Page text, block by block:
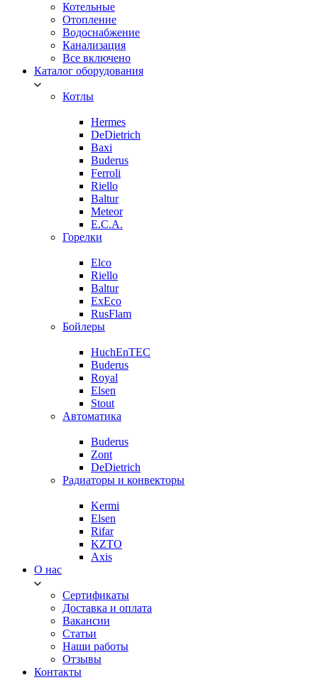
Котельные
Отопление
Водоснабжение
Канализация
Все включено
Каталог оборудования
Котлы
Hermes
DeDietrich
Baxi
Buderus
Ferroli
Riello
Baltur
Meteor
E.C.A.
Горелки
Elco
Riello
Baltur
ExEco
RusFlam
Бойлеры
HuchEnTEC
Buderus
Royal
Elsen
Stout
Автоматика
Buderus
Zont
DeDietrich
Радиаторы и конвекторы
Kermi
Elsen
Rifar
KZTO
Axis
О нас
Сертификаты
Доставка и оплата
Вакансии
Статьи
Наши работы
Отзывы
Контакты